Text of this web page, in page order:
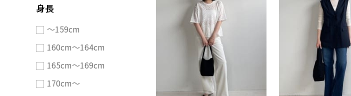
身長
〜159cm
160cm〜164cm
165cm〜169cm
170cm〜